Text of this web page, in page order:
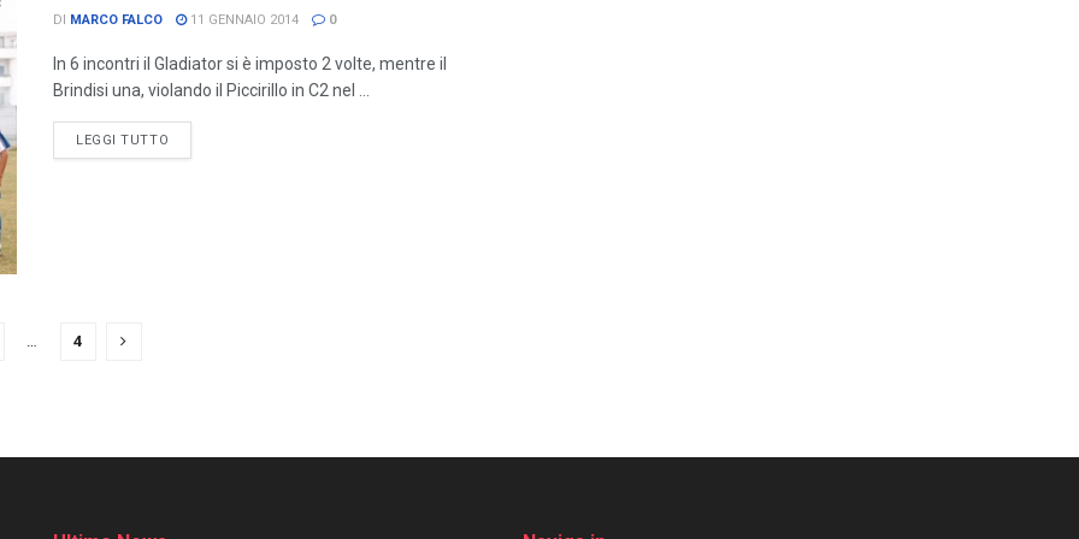
DI MARCO FALCO 11 GENNAIO 2014 0
In 6 incontri il Gladiator si è imposto 2 volte, mentre il
Brindisi una, violando il Piccirillo in C2 nel ...
LEGGI TUTTO
… 4